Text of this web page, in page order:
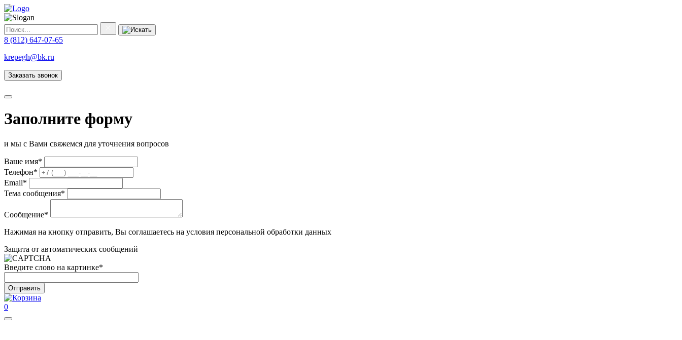
8 (812) 647-07-65
krepegh@bk.ru
Заказать звонок
Заполните форму
и мы с Вами свяжемся для уточнения вопросов
Ваше имя*
Телефон*
Email*
Тема сообщения*
Сообщение*
Нажимая на кнопку отправить, Вы соглашаетесь на условия персональной обработки данных
Защита от автоматических сообщений
Введите слово на картинке*
0